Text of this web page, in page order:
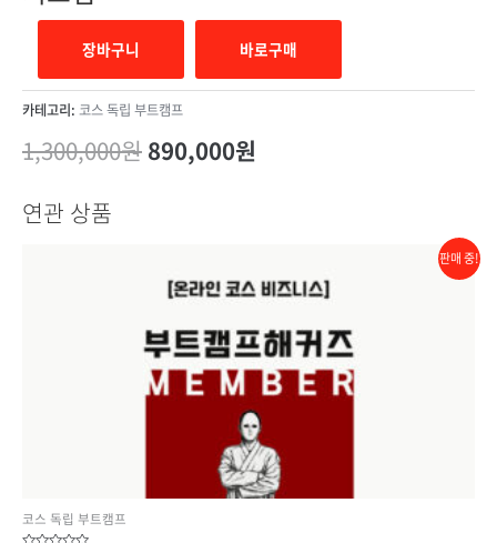
장바구니 바로구매
카테고리: 코스 독립 부트캠프
1,300,000원890,000원
연관 상품
판매 중!
코스 독립 부트캠프